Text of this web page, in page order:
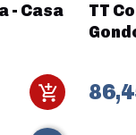
- Casa
TT